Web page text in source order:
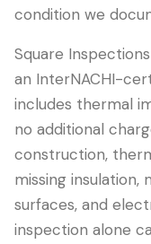
condition we
Square
an InterNACHI-
includes thermal
no additional
construction,
missing insulation,
surfaces, and
inspection alone